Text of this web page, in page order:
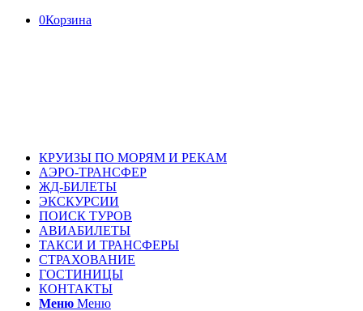
0Корзина
КРУИЗЫ ПО МОРЯМ И РЕКАМ
АЭРО-ТРАНСФЕР
ЖД-БИЛЕТЫ
ЭКСКУРСИИ
ПОИСК ТУРОВ
АВИАБИЛЕТЫ
ТАКСИ И ТРАНСФЕРЫ
СТРАХОВАНИЕ
ГОСТИНИЦЫ
КОНТАКТЫ
Меню Меню